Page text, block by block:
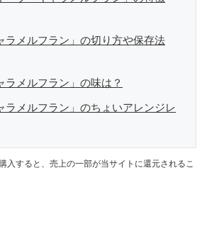
ラメルフラン」の切り方や保存法
ラメルフラン」の味は？
ラメルフラン」のちょいアレンジレ
入すると、売上の一部が当サイトに還元されるこ